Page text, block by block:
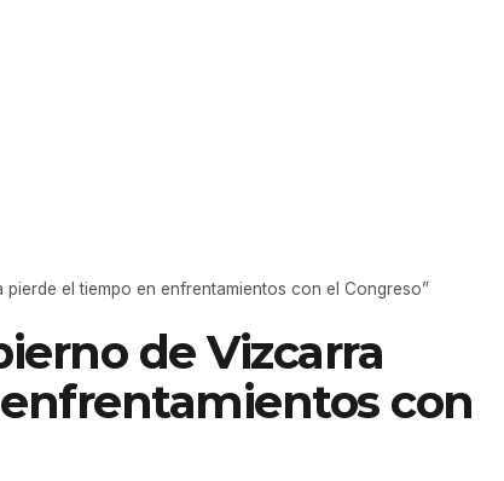
pierde el tiempo en enfrentamientos con el Congreso”
de Vizcarra
con